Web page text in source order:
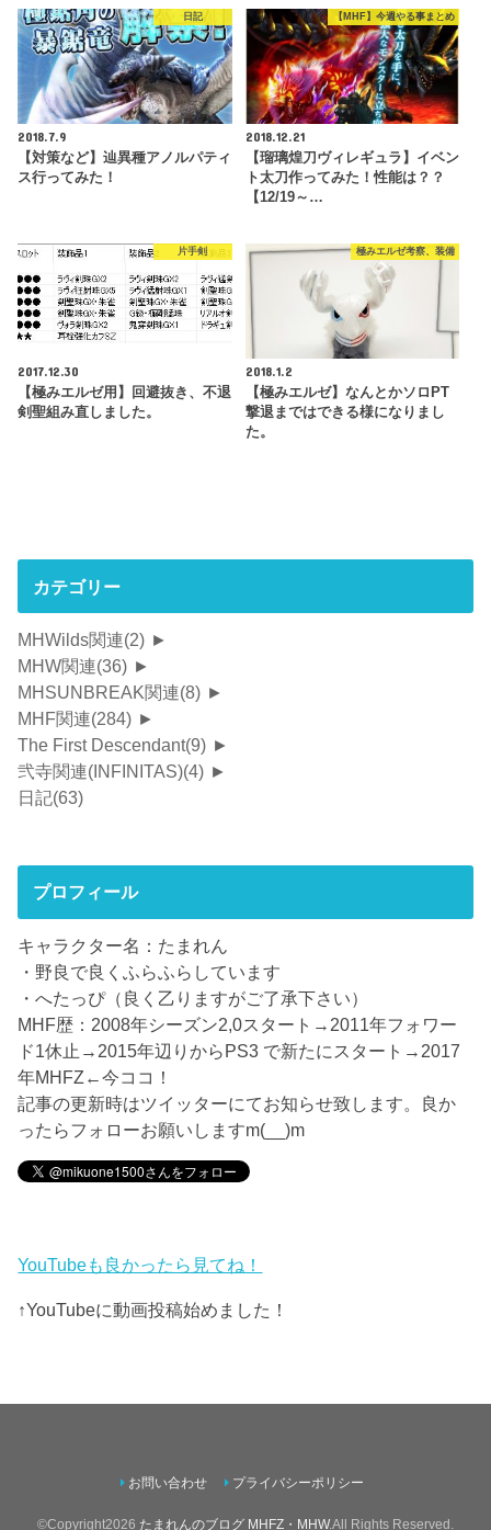
日記
2018.7.9
【対策など】辿異種アノルパティ
ス行ってみた！
【MHF】今週やる事まとめ
2018.12.21
【瑠璃煌刀ヴィレギュラ】イベン
ト太刀作ってみた！性能は？？
【12/19～…
片手剣
2017.12.30
【極みエルゼ用】回避抜き、不退
剣聖組み直しました。
極みエルゼ考察、装備
2018.1.2
【極みエルゼ】なんとかソロPT
撃退まではできる様になりまし
た。
カテゴリー
MHWilds関連(2) ►
MHW関連(36) ►
MHSUNBREAK関連(8) ►
MHF関連(284) ►
The First Descendant(9) ►
弐寺関連(INFINITAS)(4) ►
日記(63)
プロフィール
キャラクター名：たまれん
・野良で良くふらふらしています
・へたっぴ（良く乙りますがご了承下さい）
MHF歴：2008年シーズン2,0スタート→2011年フォワー
ド1休止→2015年辺りからPS3 で新たにスタート→2017
年MHFZ←今ココ！
記事の更新時はツイッターにてお知らせ致します。良か
ったらフォローお願いしますm(__)m
YouTubeも良かったら見てね！
↑YouTubeに動画投稿始めました！
お問い合わせ プライバシーポリシー
©Copyright2026 たまれんのブログ MHFZ・MHW.All Rights Reserved.